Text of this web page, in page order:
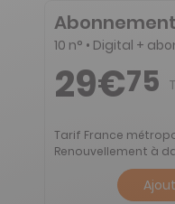
29€75
Tarif France
Renouvellement à